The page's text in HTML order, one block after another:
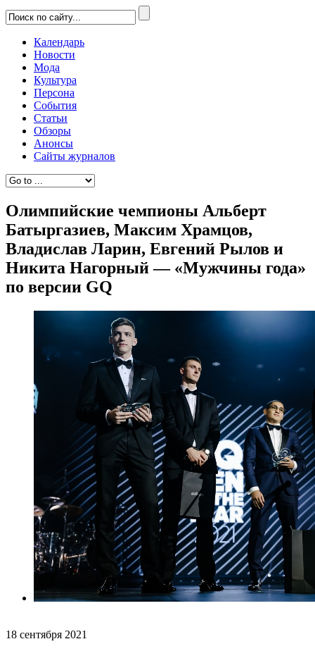
Календарь
Новости
Мода
Культура
Персона
События
Статьи
Обзоры
Анонсы
Сайты журналов
Олимпийские чемпионы Альберт
Батыргазиев, Максим Храмцов,
Владислав Ларин, Евгений Рылов и
Никита Нагорный — «Мужчины года»
по версии GQ
18 сентября 2021